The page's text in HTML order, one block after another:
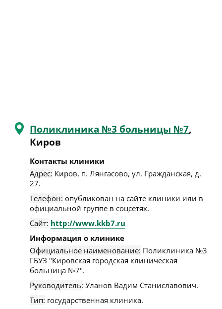
Поликлиника №3 больницы №7,
Киров
Контакты клиники
Адрес: Киров, п. Лянгасово, ул. Гражданская, д.
27.
Телефон: опубликован на сайте клиники или в
официальной группе в соцсетях.
Сайт: http://www.kkb7.ru
Информация о клинике
Официальное наименование: Поликлиника №3
ГБУЗ "Кировская городская клиническая
больница №7".
Руководитель: Уланов Вадим Станиславович.
Тип: государственная клиника.